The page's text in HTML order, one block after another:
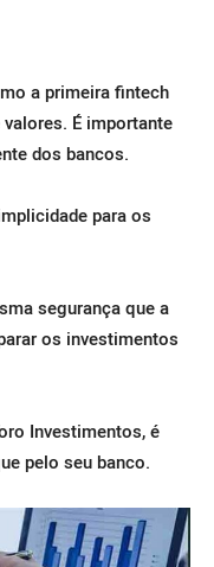
a primeira fintech
É importante
dos bancos.
para os
segurança que a
os investimentos
Investimentos, é
pelo seu banco.